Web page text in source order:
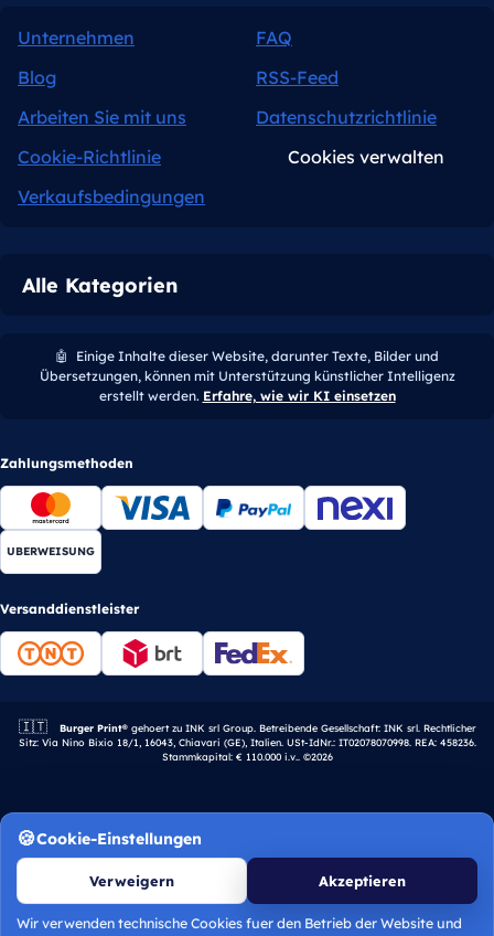
Unternehmen
FAQ
Blog
RSS-Feed
Arbeiten Sie mit uns
Datenschutzrichtlinie
Cookie-Richtlinie
Cookies verwalten
Verkaufsbedingungen
Alle Kategorien
🤖
Einige Inhalte dieser Website, darunter Texte, Bilder und
Übersetzungen, können mit Unterstützung künstlicher Intelligenz
erstellt werden. Erfahre, wie wir KI einsetzen
Zahlungsmethoden
UBERWEISUNG
Versanddienstleister
🇮🇹 Italienisches Unternehmen.
Burger Print®gehoert zu INK srl Group. Betreibende Gesellschaft: INK srl. Rechtlicher
Sitz: Via Nino Bixio 18/1, 16043, Chiavari (GE), Italien. USt-IdNr.: IT02078070998. REA: 458236.
Stammkapital: € 110.000 i.v.. ©2026
Cookie-Einstellungen
Verweigern Akzeptieren
Wir verwenden technische Cookies fuer den Betrieb der Website und